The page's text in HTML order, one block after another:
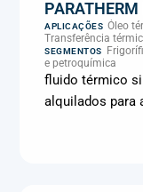
PARATHERM
APLICAÇÕES Óleo
Transferência
SEGMENTOS
e petroquímica
fluido térmico
alquilados para